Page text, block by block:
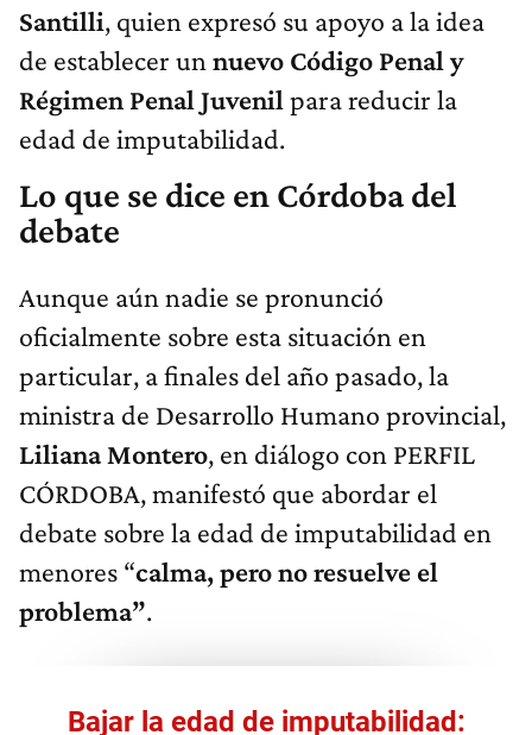
Santilli, quien expresó su apoyo a la idea
de establecer un nuevo Código Penal y
Régimen Penal Juvenil para reducir la
edad de imputabilidad.
Lo que se dice en Córdoba del
debate
Aunque aún nadie se pronunció
oficialmente sobre esta situación en
particular, a finales del año pasado, la
ministra de Desarrollo Humano provincial,
Liliana Montero, en diálogo con PERFIL
CÓRDOBA, manifestó que abordar el
debate sobre la edad de imputabilidad en
menores “calma, pero no resuelve el
problema”.
Bajar la edad de imputabilidad: